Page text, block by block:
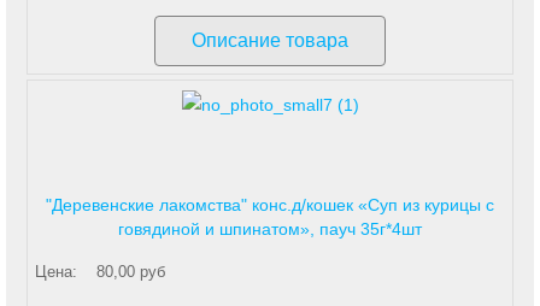
Описание товара
"Деревенские лакомства" конс.д/кошек «Суп из курицы с
говядиной и шпинатом», пауч 35г*4шт
Цена: 80,00 руб